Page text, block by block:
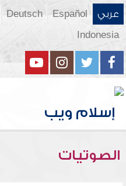
عربي Español
Deutsch
Indonesia
الصوتيات